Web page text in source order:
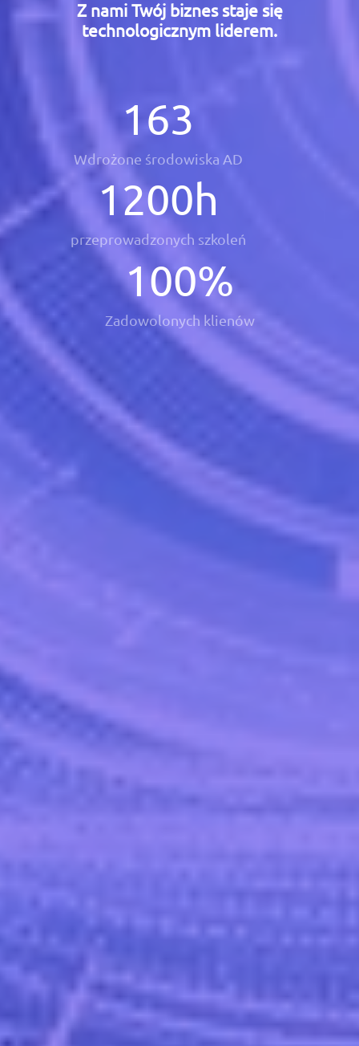
Z nami Twój biznes staje się
technologicznym liderem.
163
Wdrożone środowiska AD
1200h
przeprowadzonych szkoleń
100%
Zadowolonych klienów